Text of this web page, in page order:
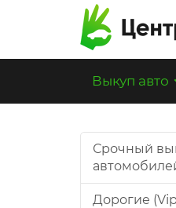
Выкуп авто
Срочный
Дорогие